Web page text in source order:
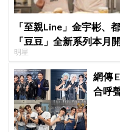
「至親Line」金宇彬、
「豆豆」全新系列本月
明星
網傳
合呼